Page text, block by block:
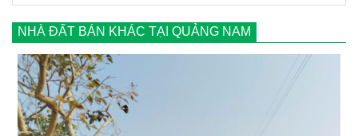
NHÀ ĐẤT BÁN KHÁC TẠI QUẢNG NAM